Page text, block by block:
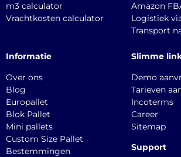
m3 calculator
Vrachtkosten calculator
Amazon
Logistiek
Transport
Informatie
Over ons
Blog
Europallet
Blok Pallet
Mini pallets
Custom Size Pallet
Bestemmingen
Slimme
Demo
Tarieven
Incoterms
Career
Sitemap
Support